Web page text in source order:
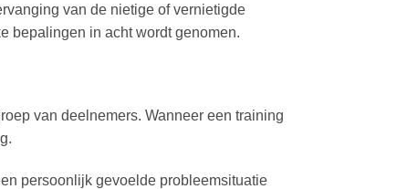
van de nietige of vernietigde
bepalingen in acht wordt genomen.
van deelnemers. Wanneer een training
persoonlijk gevoelde probleemsituatie